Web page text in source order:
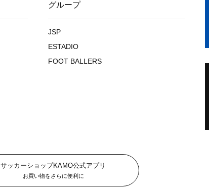
グループ
JSP
ESTADIO
FOOT BALLERS
サッカーショップKAMO公式アプリ
お買い物をさらに便利に